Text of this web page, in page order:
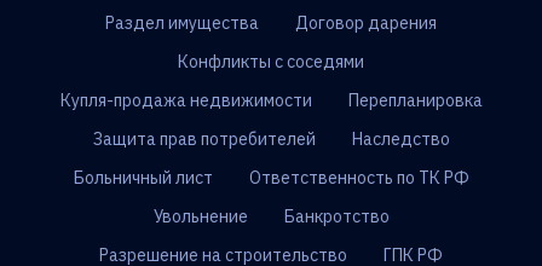
Раздел имущества
Договор дарения
Конфликты с соседями
Купля-продажа недвижимости
Перепланировка
Защита прав потребителей
Наследство
Больничный лист
Ответственность по ТК РФ
Увольнение
Банкротство
Разрешение на строительство
ГПК РФ